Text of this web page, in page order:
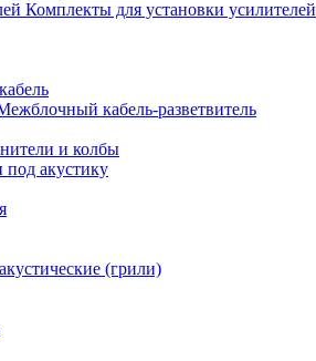
Комплекты для установки усилителей
кабель-разветвитель
и колбы
под акустику
(грили)